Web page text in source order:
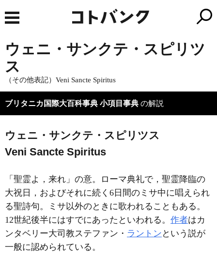
ウェニ・サンクテ・スピリツ
ス
（その他表記）Veni Sancte Spiritus
ブリタニカ国際大百科事典 小項目事典 の解説
ウェニ・サンクテ・スピリツス
Veni Sancte Spiritus
「聖霊よ，来れ」の意。ローマ典礼で，聖霊降臨の
大祝日，およびそれに続く6日間のミサ中に唱えられ
る聖詩句。ミサ以外のときに歌われることもある。
12世紀後半にはすでにあったといわれる。 作者はカ
ンタベリー大司教ステファン・ ラントン という説が
一般に認められている。